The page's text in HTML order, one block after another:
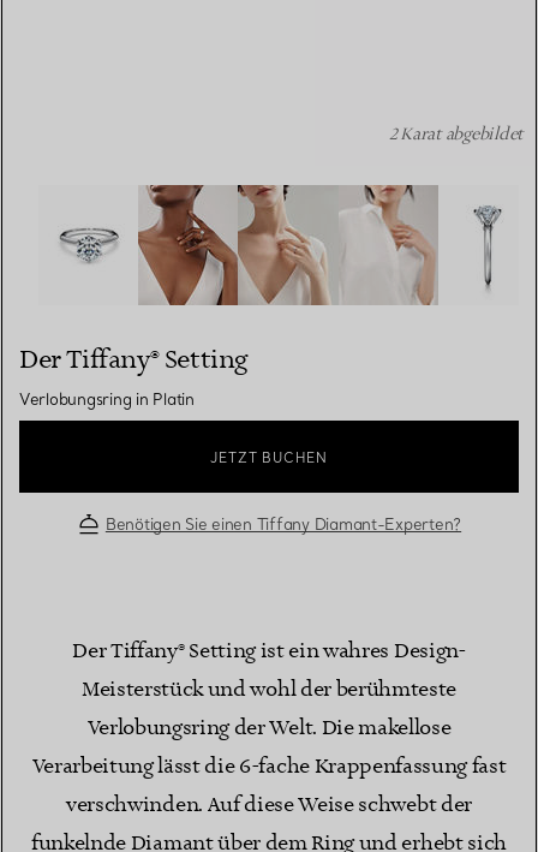
Der Tiffany® Setting: Verlobungsring in Platin
2 Karat abgebildet
Der Tiffany® Setting
Verlobungsring in Platin
JETZT BUCHEN
Benötigen Sie einen Tiffany Diamant-Experten?
Der Tiffany® Setting ist ein wahres Design-
Meisterstück und wohl der berühmteste
Verlobungsring der Welt. Die makellose
Verarbeitung lässt die 6-fache Krappenfassung fast
verschwinden. Auf diese Weise schwebt der
funkelnde Diamant über dem Ring und erhebt sich